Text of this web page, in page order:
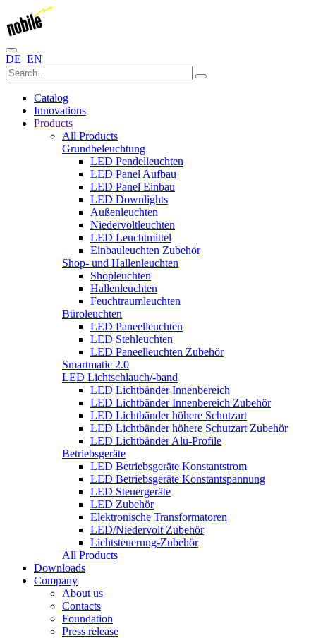
DE EN
Catalog
Innovations
Products
All Products
Grundbeleuchtung
LED Pendelleuchten
LED Panel Aufbau
LED Panel Einbau
LED Downlights
Außenleuchten
Niedervoltleuchten
LED Leuchtmittel
Einbauleuchten Zubehör
Shop- und Hallenleuchten
Shopleuchten
Hallenleuchten
Feuchtraumleuchten
Büroleuchten
LED Paneelleuchten
LED Stehleuchten
LED Paneelleuchten Zubehör
Smartmatic 2.0
LED Lichtschlauch/-band
LED Lichtbänder Innenbereich
LED Lichtbänder Innenbereich Zubehör
LED Lichtbänder höhere Schutzart
LED Lichtbänder höhere Schutzart Zubehör
LED Lichtbänder Alu-Profile
Betriebsgeräte
LED Betriebsgeräte Konstantstrom
LED Betriebsgeräte Konstantspannung
LED Steuergeräte
LED Zubehör
Elektronische Transformatoren
LED/Niedervolt Zubehör
Lichtsteuerung-Zubehör
All Products
Downloads
Company
About us
Contacts
Foundation
Press release